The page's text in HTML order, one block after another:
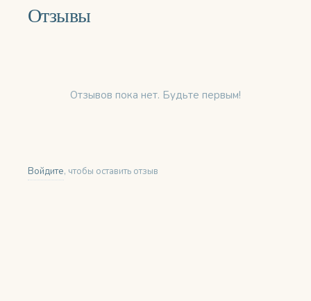
Отзывы
Отзывов пока нет. Будьте первым!
Войдите, чтобы оставить отзыв